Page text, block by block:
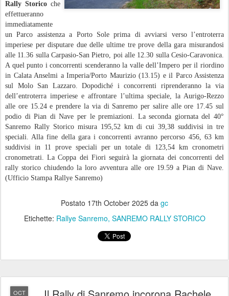
Rally Storico che
effettueranno
immediatamente
un Parco assistenza a Porto Sole prima di avviarsi verso l’entroterra
imperiese per disputare due delle ultime tre prove della gara misurandosi
alle 11.36 sulla Carpasio-San Pietro, poi alle 12.30 sulla Cesio-Caravonica.
A quel punto i concorrenti scenderanno la valle dell’Impero per il riordino
in Calata Anselmi a Imperia/Porto Maurizio (13.15) e il Parco Assistenza
sul Molo San Lazzaro. Dopodiché i concorrenti riprenderanno la via
dell’entroterra imperiese e affrontare l’ultima speciale, la Aurigo-Rezzo
alle ore 15.24 e prendere la via di Sanremo per salire alle ore 17.45 sul
podio di Pian di Nave per le premiazioni. La seconda giornata del 40°
Sanremo Rally Storico misura 195,52 km di cui 39,38 suddivisi in tre
speciali. Alla fine della gara i concorrenti avranno percorso 456, 63 km
suddivisi in 11 prove speciali per un totale di 123,54 km cronometri
cronometrati. La Coppa dei Fiori seguirà la giornata dei concorrenti del
rally storico chiudendo la loro avventura alle ore 19.59 a Pian di Nave.
(Ufficio Stampa Rallye Sanremo)
Postato 17th October 2025 da gc
Etichette: Rallye Sanremo SANREMO RALLY STORICO
OCT